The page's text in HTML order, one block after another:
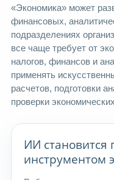
«Экономика» может
финансовых,
подразделениях
все чаще требует от
налогов, финансов и
применять
расчетов, подготовки
проверки
ИИ становится
инструментом